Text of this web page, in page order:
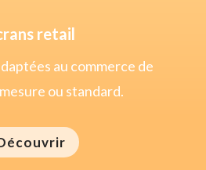
retail
au commerce de
ou standard.